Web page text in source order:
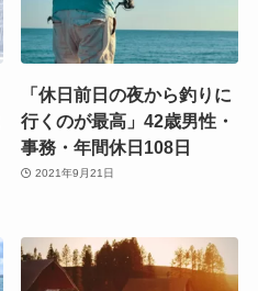
「休日前日の夜から釣りに
行くのが最高」42歳男性・
事務・年間休日108日
2021年9月21日